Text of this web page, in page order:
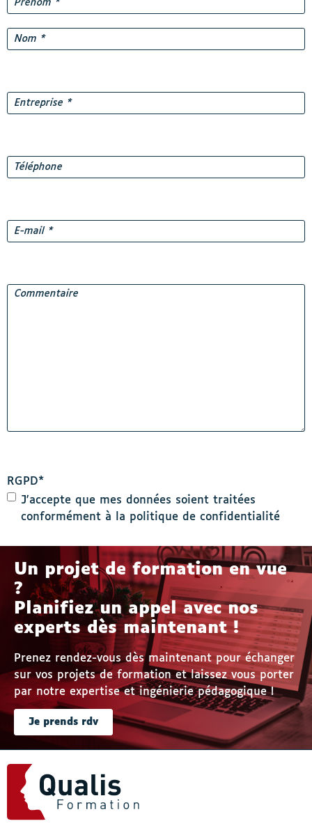
Prénom
Entreprise *
Téléphone
E-
mail*
Commentaire
RGPD*
J'accepte que mes données soient traitées
conformément à la politique de confidentialité
Un projet de formation en vue
?
Planifiez un appel avec nos
experts dès maintenant !
Prenez rendez-vous dès maintenant pour échanger
sur vos projets de formation et laissez vous porter
par notre expertise et ingénierie pédagogique !
Je prends rdv